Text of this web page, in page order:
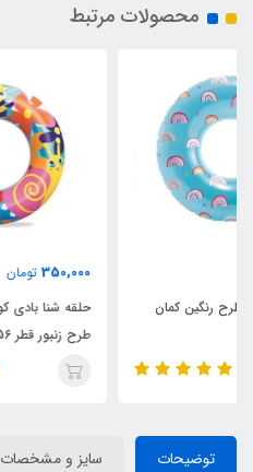
محصولات مرتبط
حلقه شنا بادی کودک بست وی
توضیحات سایز و مشخصات